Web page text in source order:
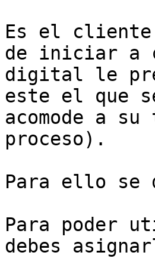
Es el cliente
de iniciar a
digital le
este el que
acomode a
proceso).
Para ello se
Para poder
debes